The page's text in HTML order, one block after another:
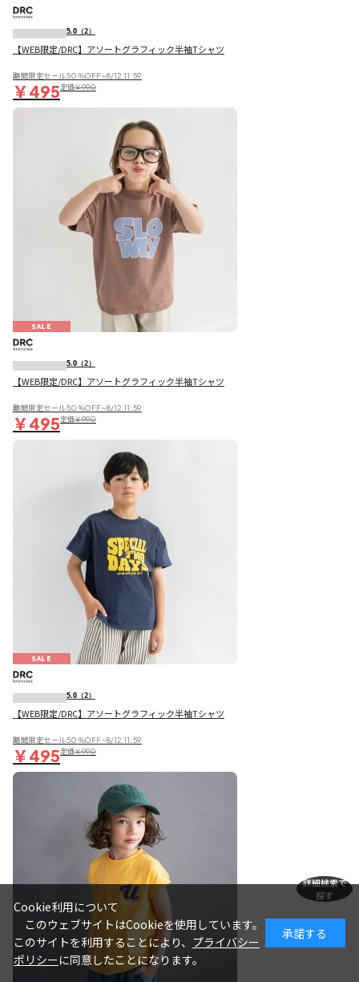
5.0 （2）
【WEB限定/DRC】アソートグラフィック半袖Tシャツ
期間限定セール50％OFF~8/12 11:59
￥495定価￥990
SALE
5.0 （2）
【WEB限定/DRC】アソートグラフィック半袖Tシャツ
期間限定セール50％OFF~8/12 11:59
￥495定価￥990
SALE
5.0 （2）
【WEB限定/DRC】アソートグラフィック半袖Tシャツ
期間限定セール50％OFF~8/12 11:59
￥495定価￥990
詳細検索で
探す
Cookie利用について
このウェブサイトはCookieを使用しています。
このサイトを利用することにより、 プライバシー
ポリシーに同意したことになります。
承諾する